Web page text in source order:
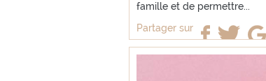
famille et de permettre...
Partager sur